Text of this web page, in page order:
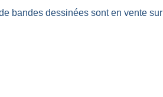
bandes dessinées sont en vente sur